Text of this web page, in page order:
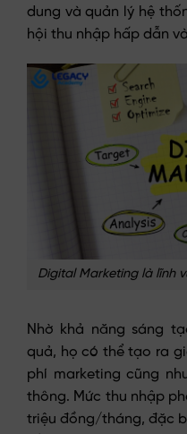
dung và quản lý hệ
hội thu nhập hấp dẫn
Digital Marketing là lĩnh
Nhờ khả năng sáng
quả, họ có thể tạo ra
phí marketing cũng
thông. Mức thu nhập
triệu đồng/tháng, đặc